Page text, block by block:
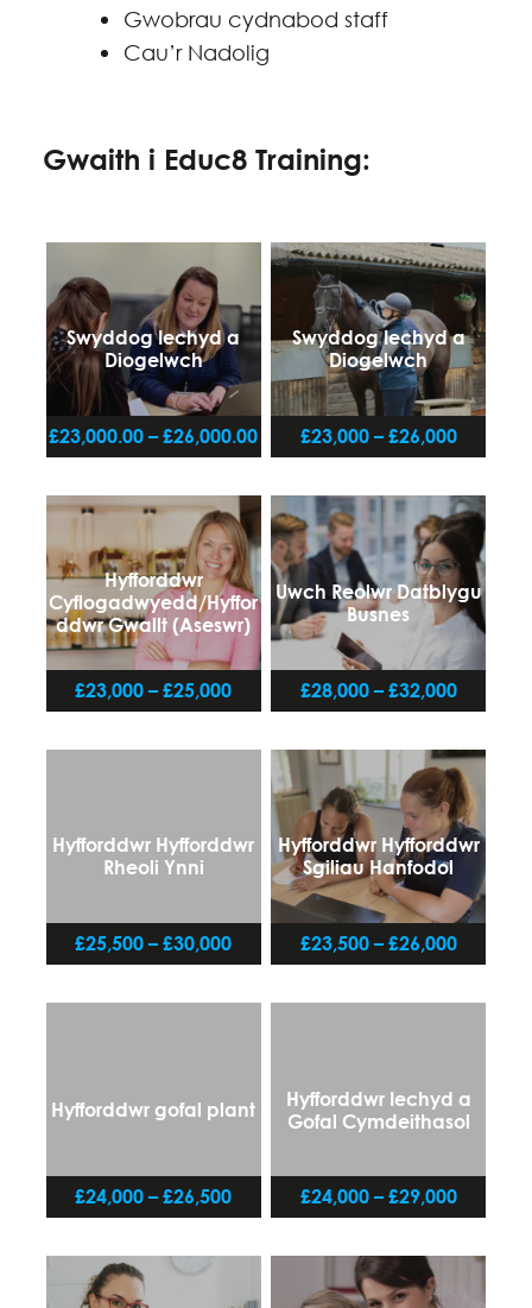
Gwobrau cydnabod staff
Cau’r Nadolig
Gwaith i Educ8 Training:
Swyddog Iechyd a
Diogelwch
£23,000.00 – £26,000.00
Swyddog Iechyd a
Diogelwch
£23,000 – £26,000
Hyfforddwr
Cyflogadwyedd/Hyffor
ddwr Gwallt (Aseswr)
£23,000 – £25,000
Uwch Reolwr Datblygu
Busnes
£28,000 – £32,000
Hyfforddwr Hyfforddwr
Rheoli Ynni
£25,500 – £30,000
Hyfforddwr Hyfforddwr
Sgiliau Hanfodol
£23,500 – £26,000
Hyfforddwr gofal plant
£24,000 – £26,500
Hyfforddwr Iechyd a
Gofal Cymdeithasol
£24,000 – £29,000